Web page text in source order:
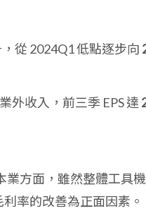
從 2024Q1 低點逐步向
外收入，前三季 EPS 達
業方面，雖然整體工具
利率的改善為正面因素。